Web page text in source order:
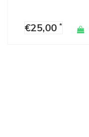
€25,00*